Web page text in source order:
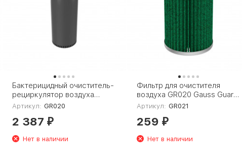
Бактерицидный очиститель-
рециркулятор воздуха
Gauss Guard GR020
Артикул: GR020
2 387 ₽
Нет в наличии
Фильтр для очистителя
воздуха GR020 Gauss Guard
GR021
Артикул: GR021
259 ₽
Нет в наличии